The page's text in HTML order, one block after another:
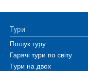
Тури
Пошук туру
Гарячі тури по світу
Тури на двох